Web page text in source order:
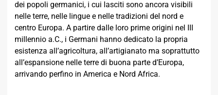
dei popoli germanici, i cui lasciti sono ancora visibili
nelle terre, nelle lingue e nelle tradizioni del nord e
centro Europa. A partire dalle loro prime origini nel III
millennio a.C., i Germani hanno dedicato la propria
esistenza all’agricoltura, all’artigianato ma soprattutto
all’espansione nelle terre di buona parte d’Europa,
arrivando perfino in America e Nord Africa.